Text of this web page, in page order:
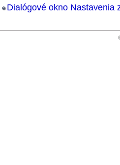
Dialógové okno Nastavenia